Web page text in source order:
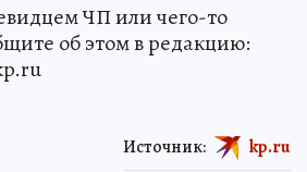
ЧП или чего-то
об этом в редакцию:
Источник: kp.ru